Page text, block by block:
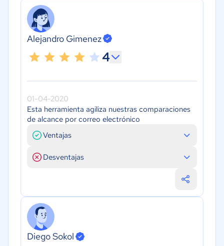
Alejandro Gimenez
4
01-04-2020
Esta herramienta agiliza nuestras comparaciones
de alcance por correo electrónico
Ventajas
Desventajas
Diego Sokol